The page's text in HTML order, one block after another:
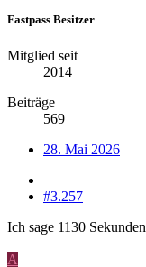
Fastpass Besitzer
Mitglied seit
2014
Beiträge
569
28. Mai 2026
#3.257
Ich sage 1130 Sekunden
A